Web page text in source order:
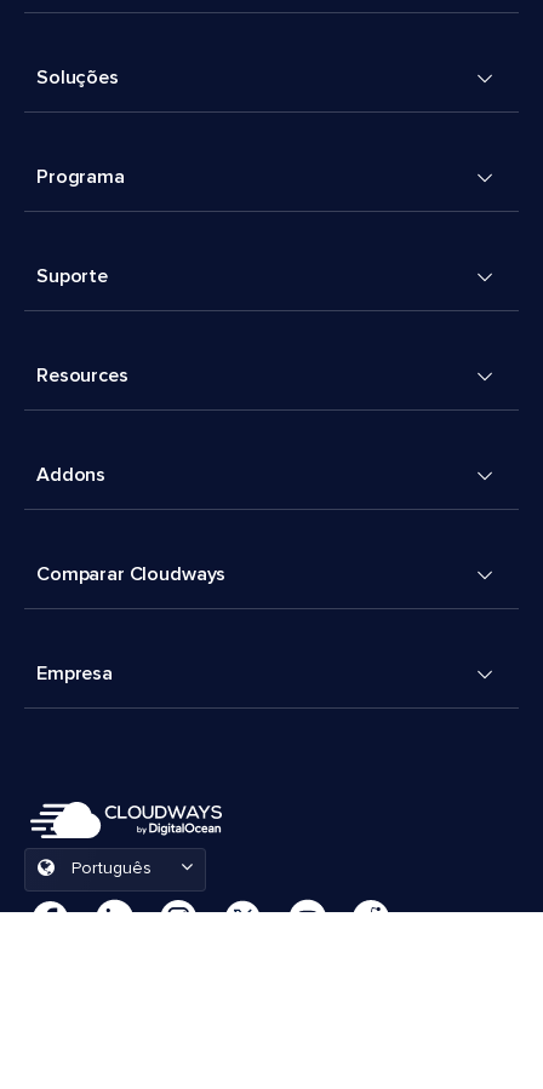
Soluções
Programa
Suporte
Resources
Addons
Comparar Cloudways
Empresa
Português